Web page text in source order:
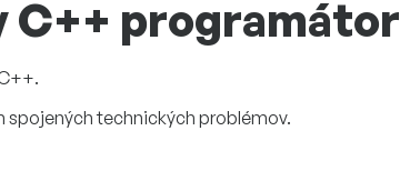
C++ programátor
spojených technických problémov.